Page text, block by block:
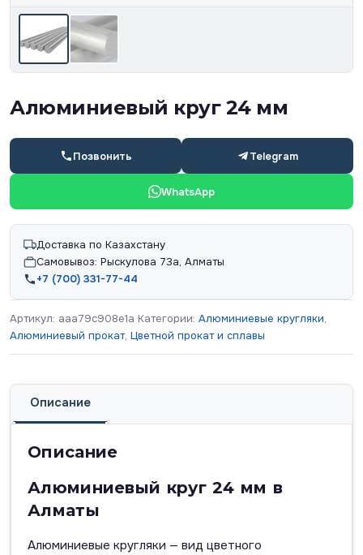
Алюминиевый круг 24 мм
Позвонить Telegram
WhatsApp
Доставка по Казахстану
Самовывоз: Рыскулова 73а, Алматы
+7 (700) 331-77-44
Артикул: aaa79c908e1a Категории: Алюминиевые кругляки,
Алюминиевый прокат, Цветной прокат и сплавы
Описание
Описание
Алюминиевый круг 24 мм в
Алматы
Алюминиевые кругляки — вид цветного